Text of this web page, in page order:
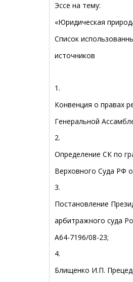
Эссе на тему:
«Юридическая
Список
источников
1.
Конвенция о правах
Генеральной
2.
Определение СК по
Верховного Суда РФ
3.
Постановление
арбитражного суда
А64-7196/08-23;
4.
Блищенко И.П.